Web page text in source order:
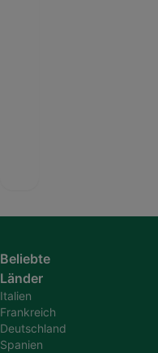
Beliebte
Länder
Italien
Frankreich
Deutschland
Spanien